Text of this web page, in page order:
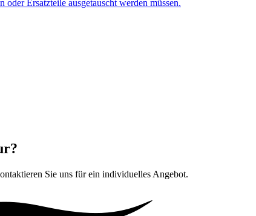
Ersatzteile ausgetauscht werden müssen.
Sie uns für ein individuelles Angebot.